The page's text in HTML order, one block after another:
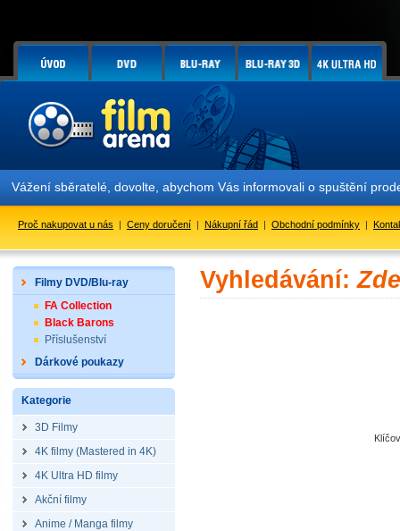
Vážení sběratelé, dovolte, abychom Vás informovali o spuštění
Proč nakupovat u nás | Ceny doručení | Nákupní řád | Obchodní podmínky |
Filmy DVD/Blu-ray
FA Collection
Black Barons
Příslušenství
Dárkové poukazy
Kategorie
3D Filmy
4K filmy (Mastered in 4K)
4K Ultra HD filmy
Akční filmy
Anime / Manga filmy
Vyhledávání: